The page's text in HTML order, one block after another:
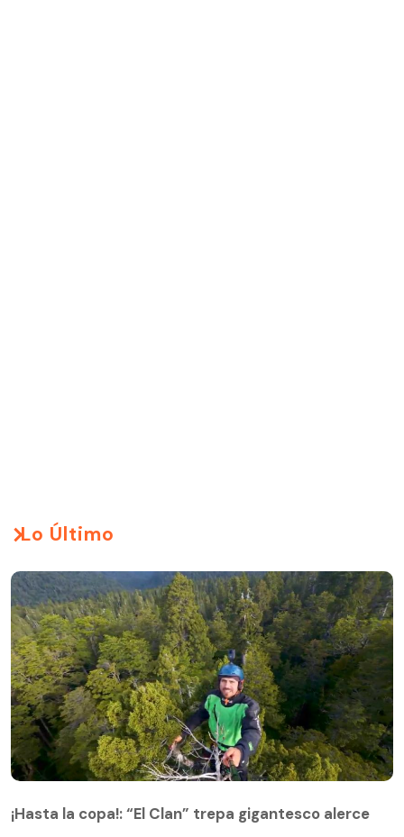
Lo Último
¡Hasta la copa!: “El Clan” trepa gigantesco alerce